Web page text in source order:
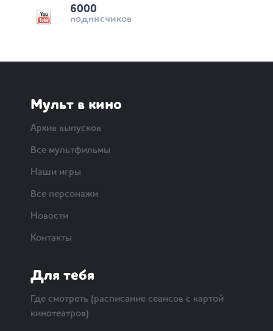
6000
подписчиков
Мульт в кино
Архив выпусков
Все мультфильмы
Наши игры
Все персонажи
Новости
Контакты
Для тебя
Где смотреть (расписание сеансов с картой
кинотеатров)